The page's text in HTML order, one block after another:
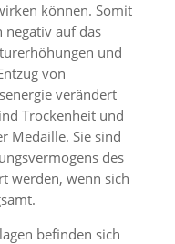
können. Somit
negativ auf das
und
von
verändert
Trockenheit und
Medaille. Sie sind
des
werden, wenn sich
befinden sich